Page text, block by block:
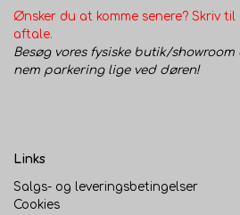
Ønsker du at komme senere? Skriv
aftale.
Besøg vores fysiske butik/
nem parkering lige ved døren!
Links
Salgs- og leveringsbetingelser
Cookies